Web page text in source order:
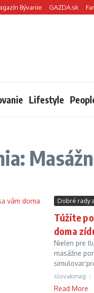
Bývanie GAZDA.sk
Lifestyle
Dobré rady
Túžite
doma
Nielen pre
masážne
simulovať
slovakmag
Read More